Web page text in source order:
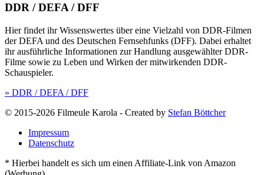
DDR / DEFA / DFF
Hier findet ihr Wissenswertes über eine Vielzahl von DDR-Filmen
der DEFA und des Deutschen Fernsehfunks (DFF). Dabei erhaltet
ihr ausführliche Informationen zur Handlung ausgewählter DDR-
Filme sowie zu Leben und Wirken der mitwirkenden DDR-
Schauspieler.
» DDR / DEFA / DFF
© 2015-2026 Filmeule Karola - Created by Stefan Böttcher
Impressum
Datenschutz
* Hierbei handelt es sich um einen Affiliate-Link von Amazon